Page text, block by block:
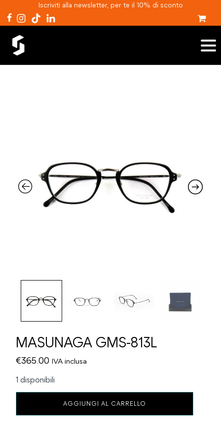
Iscriviti alla newsletter, per te il 10% di sconto
MASUNAGA GMS-813L
€365.00 IVA inclusa
1 disponibili
AGGIUNGI AL CARRELLO